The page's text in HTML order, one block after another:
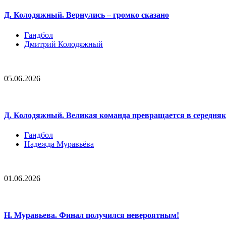
Д. Колодяжный. Вернулись – громко сказано
Гандбол
Дмитрий Колодяжный
05.06.2026
Д. Колодяжный. Великая команда превращается в
Гандбол
Надежда Муравьёва
01.06.2026
Н. Муравьева. Финал получился невероятным!